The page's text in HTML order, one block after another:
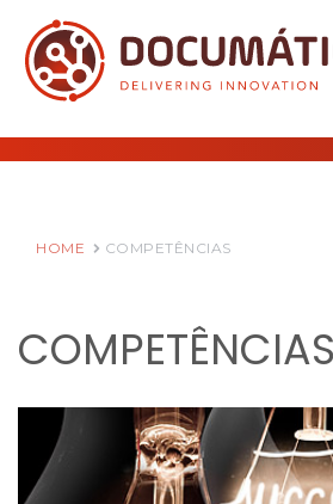
HOME COMPETÊNCIAS
COMPETÊNCIAS